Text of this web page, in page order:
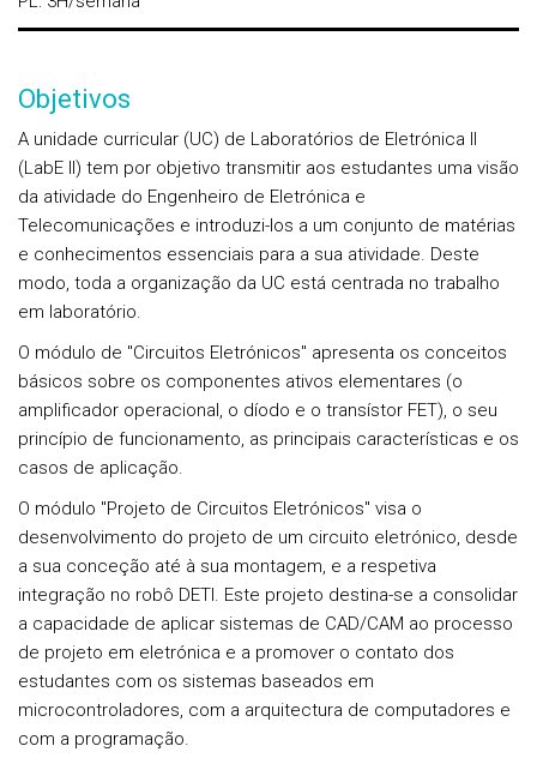
Objetivos
A unidade curricular (UC) de Laboratórios de Eletrónica II
(LabE II) tem por objetivo transmitir aos estudantes uma visão
da atividade do Engenheiro de Eletrónica e
Telecomunicações e introduzi-los a um conjunto de matérias
e conhecimentos essenciais para a sua atividade. Deste
modo, toda a organização da UC está centrada no trabalho
em laboratório.
O módulo de "Circuitos Eletrónicos" apresenta os conceitos
básicos sobre os componentes ativos elementares (o
amplificador operacional, o díodo e o transístor FET), o seu
princípio de funcionamento, as principais características e os
casos de aplicação.
O módulo "Projeto de Circuitos Eletrónicos" visa o
desenvolvimento do projeto de um circuito eletrónico, desde
a sua conceção até à sua montagem, e a respetiva
integração no robô DETI. Este projeto destina-se a consolidar
a capacidade de aplicar sistemas de CAD/CAM ao processo
de projeto em eletrónica e a promover o contato dos
estudantes com os sistemas baseados em
microcontroladores, com a arquitectura de computadores e
com a programação.